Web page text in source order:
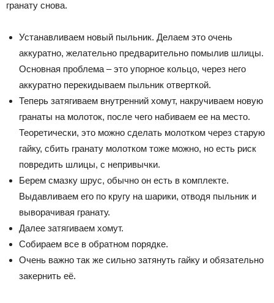
гранату снова.
Устанавливаем новый пыльник. Делаем это очень
аккуратно, желательно предварительно помылив шлицы.
Основная проблема – это упорное кольцо, через него
аккуратно перекидываем пыльник отверткой.
Теперь затягиваем внутренний хомут, накручиваем новую
гранаты на молоток, после чего набиваем ее на место.
Теоретически, это можно сделать молотком через старую
гайку, сбить гранату молотком тоже можно, но есть риск
повредить шлицы, с непривычки.
Берем смазку шрус, обычно он есть в комплекте.
Выдавливаем его по кругу на шарики, отводя пыльник и
выворачивая гранату.
Далее затягиваем хомут.
Собираем все в обратном порядке.
Очень важно так же сильно затянуть гайку и обязательно
закернить её.